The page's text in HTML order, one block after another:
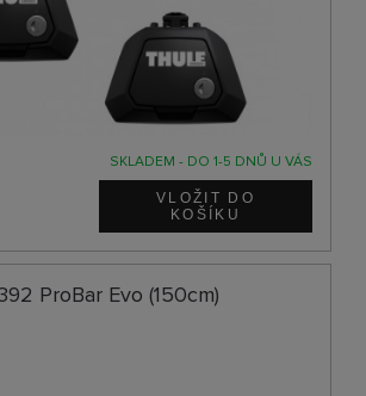
SKLADEM - DO 1-5 DNŮ U VÁS
ProBar Evo (150cm)